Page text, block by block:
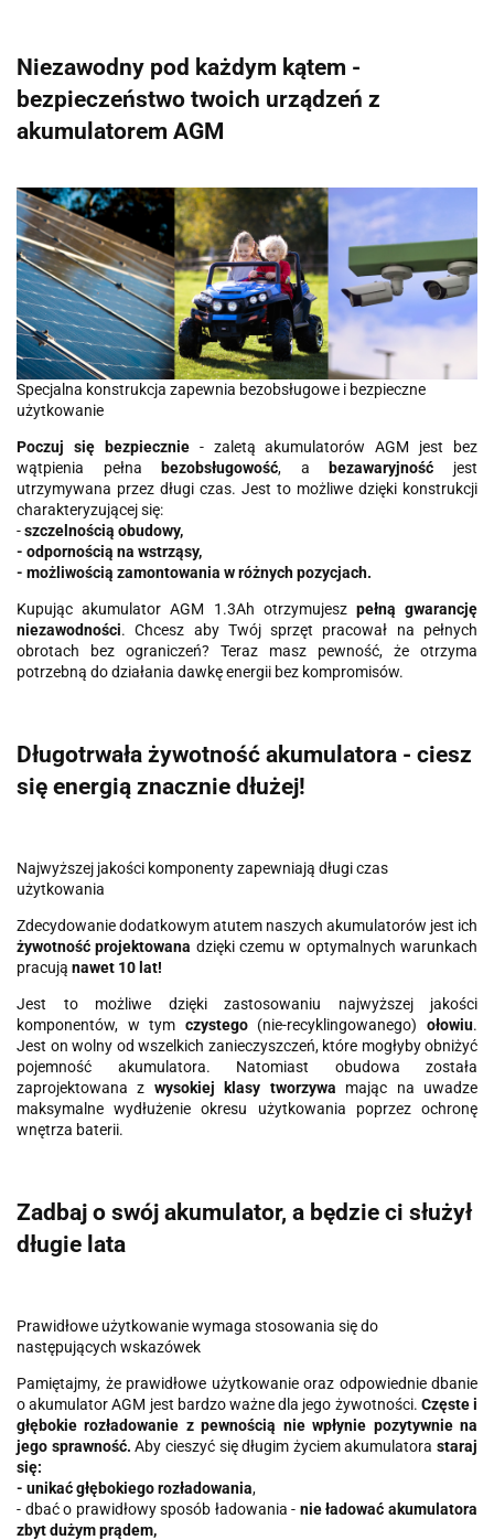
Niezawodny pod każdym kątem -
bezpieczeństwo twoich urządzeń z
akumulatorem AGM
Specjalna konstrukcja zapewnia bezobsługowe i bezpieczne
użytkowanie
Poczuj się bezpiecznie- zaletą akumulatorów AGM jest bez
wątpienia pełna
bezobsługowość, a bezawaryjność jest
utrzymywana przez długi czas. Jest to możliwe dzięki konstrukcji
charakteryzującej się:
-szczelnością obudowy,
- odpornością na wstrząsy,
- możliwością zamontowania w różnych pozycjach.
Kupując akumulator AGM 1.3Ah otrzymujesz pełną gwarancję
niezawodności. Chcesz aby Twój sprzęt pracował na pełnych
obrotach bez ograniczeń? Teraz masz pewność, że otrzyma
potrzebną do działania dawkę energii bez kompromisów.
Długotrwała żywotność akumulatora - ciesz
się energią znacznie dłużej!
Najwyższej jakości komponenty zapewniają długi czas
użytkowania
Zdecydowanie dodatkowym atutem naszych akumulatorów jest ich
żywotność projektowana dzięki czemu w optymalnych warunkach
pracują nawet 10 lat!
Jest to możliwe dzięki zastosowaniu najwyższej jakości
komponentów, w tym czystego(nie-recyklingowanego)ołowiu.
Jest on wolny od wszelkich zanieczyszczeń, które mogłyby obniżyć
pojemność akumulatora. Natomiast obudowa została
zaprojektowana z wysokiej klasy tworzywa mając na uwadze
maksymalne wydłużenie okresu użytkowania poprzez ochronę
wnętrza baterii.
Zadbaj o swój akumulator, a będzie ci służył
długie lata
Prawidłowe użytkowanie wymaga stosowania się do
następujących wskazówek
Pamiętajmy, że prawidłowe użytkowanie oraz odpowiednie dbanie
o akumulator AGM jest bardzo ważne dla jego żywotności. Częste i
głębokie rozładowanie z pewnością nie wpłynie pozytywnie na
jego sprawność. Aby cieszyć się długim życiem akumulatora staraj
się:
- unikać głębokiego rozładowania,
- dbać o prawidłowy sposób ładowania - nie ładować akumulatora
zbyt dużym prądem,